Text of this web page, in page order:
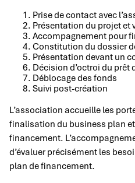
Prise de contact avec
Présentation du projet et
Accompagnement pour
Constitution du dossier
Présentation devant un
Décision d’octroi du prêt
Déblocage des fonds
Suivi post-création
L’association accueille les
finalisation du business plan
financement.
d’évaluer précisément les
plan de financement.